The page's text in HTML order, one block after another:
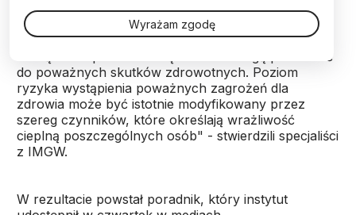
"Ekspozycja na upalne środowisko termiczne
stanowi silne obciążenie dla organizmu każdego
człowieka. Zwiększenie obciążenia cieplnego i
rosnąca temperatura wnętrza ciała mogą prowadzić
do poważnych skutków zdrowotnych. Poziom
ryzyka wystąpienia poważnych zagrożeń dla
zdrowia może być istotnie modyfikowany przez
szereg czynników, które określają wrażliwość
cieplną poszczególnych osób" - stwierdzili specjaliści
z IMGW.
W rezultacie powstał poradnik, który instytut
Wyrażam zgodę